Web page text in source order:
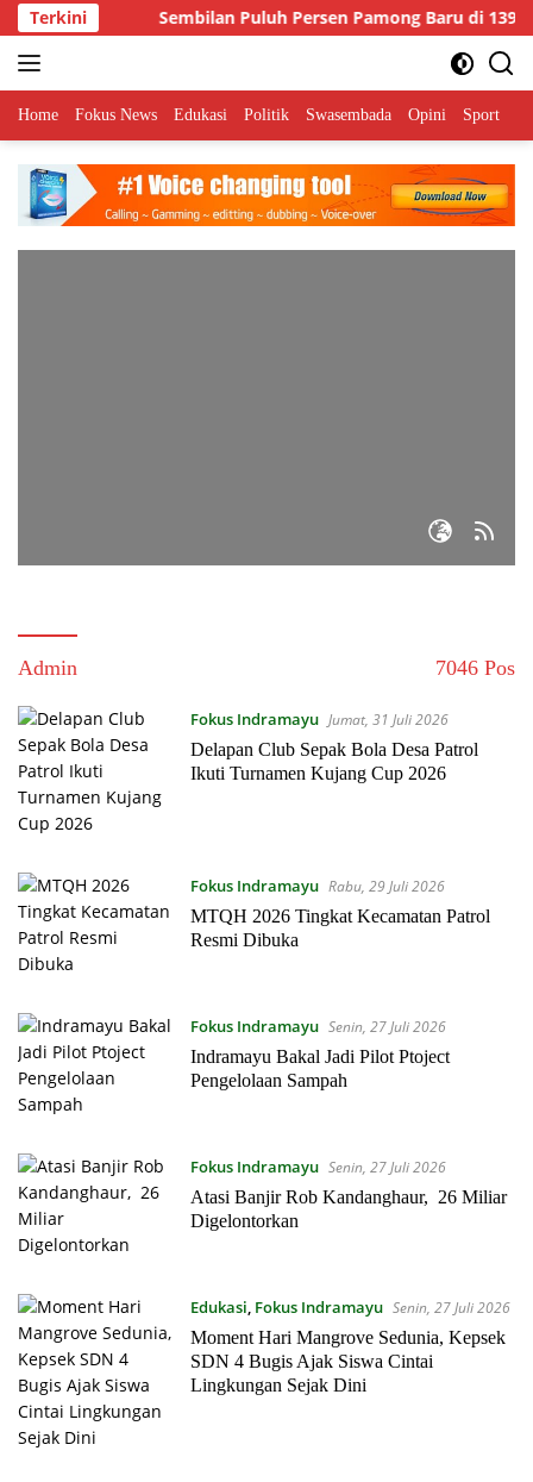
Langsung
ke
konten
Terkini Sembilan Puluh Persen Pamong Baru di 139
Home Fokus News Edukasi Politik Swasembada Opini Sport
Admin 7046 Pos
Fokus Indramayu Jumat, 31 Juli 2026
Delapan Club Sepak Bola Desa Patrol
Ikuti Turnamen Kujang Cup 2026
Fokus Indramayu Rabu, 29 Juli 2026
MTQH 2026 Tingkat Kecamatan Patrol
Resmi Dibuka
Fokus Indramayu Senin, 27 Juli 2026
Indramayu Bakal Jadi Pilot Ptoject
Pengelolaan Sampah
Fokus Indramayu Senin, 27 Juli 2026
Atasi Banjir Rob Kandanghaur, 26 Miliar
Digelontorkan
Edukasi, Fokus Indramayu Senin, 27 Juli 2026
Moment Hari Mangrove Sedunia, Kepsek
SDN 4 Bugis Ajak Siswa Cintai
Lingkungan Sejak Dini